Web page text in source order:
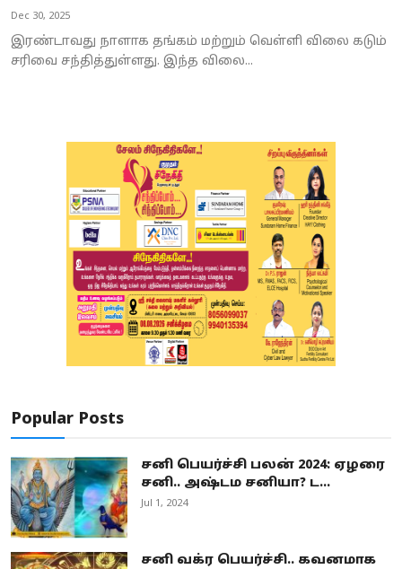
Dec 30, 2025
இரண்டாவது நாளாக தங்கம் மற்றும் வெள்ளி விலை கடும்
சரிவை சந்தித்துள்ளது. இந்த விலை...
Popular Posts
சனி பெயர்ச்சி பலன் 2024: ஏழரை
சனி.. அஷ்டம சனியா? ட...
Jul 1, 2024
சனி வக்ர பெயர்ச்சி.. கவனமாக